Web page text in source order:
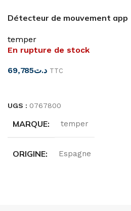
Détecteur de mouvement app
temper
En rupture de stock
د.ت69,785 TTC
UGS : 0767800
MARQUE temper
ORIGINE Espagne